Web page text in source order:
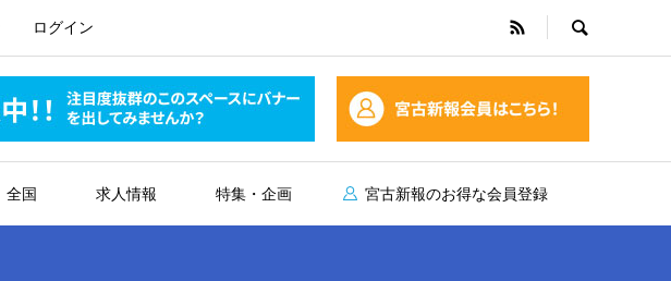
ログイン
全国 求人情報 特集・企画 宮古新報のお得な会員登録